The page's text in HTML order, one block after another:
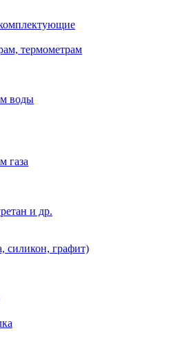
термометрам
воды
газа
и др.
силикон, графит)